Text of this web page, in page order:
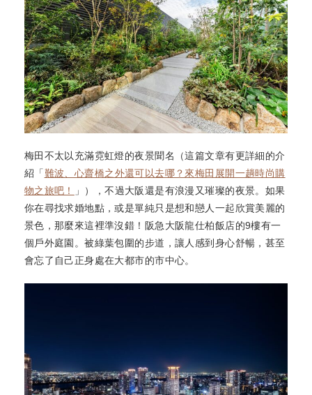
梅田不太以充滿霓虹燈的夜景聞名（這篇文章有更詳細的介
紹「難波、心齋橋之外還可以去哪？來梅田展開一趟時尚購
物之旅吧！
」），不過大阪還是有浪漫又璀璨的夜景。如果
你在尋找求婚地點，或是單純只是想和戀人一起欣賞美麗的
景色，那麼來這裡準沒錯！阪急大阪龍仕柏飯店的9樓有一
個戶外庭園。被綠葉包圍的步道，讓人感到身心舒暢，甚至
會忘了自己正身處在大都市的市中心。